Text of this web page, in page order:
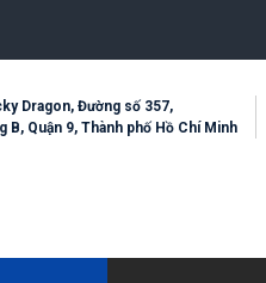
Dragon, Đường số 357,
B, Quận 9, Thành phố Hồ Chí Minh